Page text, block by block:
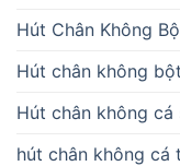
Hút Chân Không
Hút chân không
Hút chân không cá
hút chân không cá